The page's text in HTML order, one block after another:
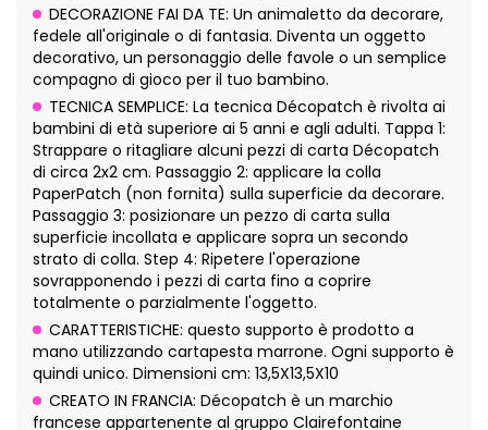
DECORAZIONE FAI DA TE: Un animaletto da decorare,
fedele all'originale o di fantasia. Diventa un oggetto
decorativo, un personaggio delle favole o un semplice
compagno di gioco per il tuo bambino.
TECNICA SEMPLICE: La tecnica Décopatch è rivolta ai
bambini di età superiore ai 5 anni e agli adulti. Tappa 1:
Strappare o ritagliare alcuni pezzi di carta Décopatch
di circa 2x2 cm. Passaggio 2: applicare la colla
PaperPatch (non fornita) sulla superficie da decorare.
Passaggio 3: posizionare un pezzo di carta sulla
superficie incollata e applicare sopra un secondo
strato di colla. Step 4: Ripetere l'operazione
sovrapponendo i pezzi di carta fino a coprire
totalmente o parzialmente l'oggetto.
CARATTERISTICHE: questo supporto è prodotto a
mano utilizzando cartapesta marrone. Ogni supporto è
quindi unico. Dimensioni cm: 13,5X13,5X10
CREATO IN FRANCIA: Décopatch è un marchio
francese appartenente al gruppo Clairefontaine